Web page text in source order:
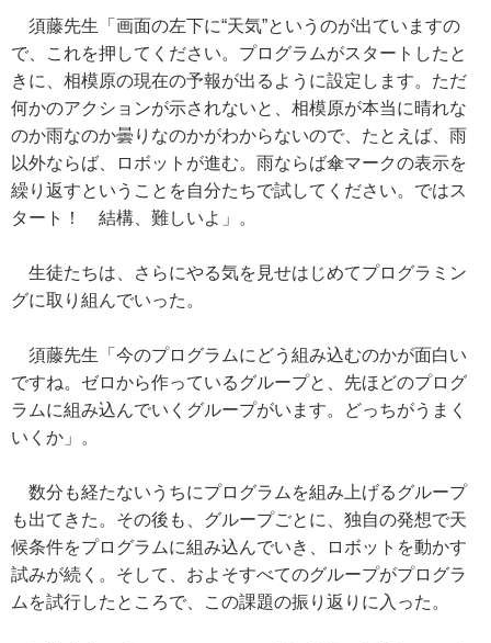
須藤先生「画面の左下に“天気”というのが出ていますの
で、これを押してください。プログラムがスタートしたと
きに、相模原の現在の予報が出るように設定します。ただ
何かのアクションが示されないと、相模原が本当に晴れな
のか雨なのか曇りなのかがわからないので、たとえば、雨
以外ならば、ロボットが進む。雨ならば傘マークの表示を
繰り返すということを自分たちで試してください。ではス
タート！ 結構、難しいよ」。
生徒たちは、さらにやる気を見せはじめてプログラミン
グに取り組んでいった。
須藤先生「今のプログラムにどう組み込むのかが面白い
ですね。ゼロから作っているグループと、先ほどのプログ
ラムに組み込んでいくグループがいます。どっちがうまく
いくか」。
数分も経たないうちにプログラムを組み上げるグループ
も出てきた。その後も、グループごとに、独自の発想で天
候条件をプログラムに組み込んでいき、ロボットを動かす
試みが続く。そして、およそすべてのグループがプログラ
ムを試行したところで、この課題の振り返りに入った。